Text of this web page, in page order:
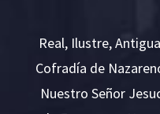
Real, Ilustre,
Cofradía de
Nuestro Señor